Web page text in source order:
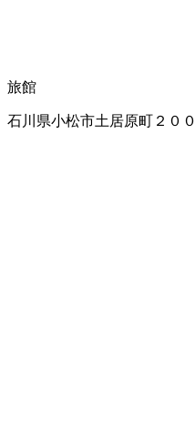
旅館
石川県小松市土居原町２００